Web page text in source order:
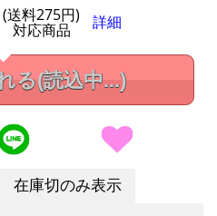
(送料275円)
対応商品 詳細
る(読込中...)
在庫切のみ表示